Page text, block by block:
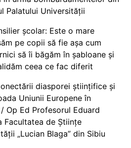
Palatului Universității
școlar: Este o mare
pe copii să fie așa cum
să îi băgăm în șabloane și
ceea ce fac diferit
diasporei științifice și
Uniunii Europene în
Op Ed Profesorul Eduard
Facultatea de Științe
„Lucian Blaga” din Sibiu